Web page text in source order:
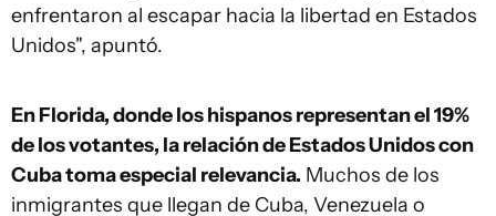
enfrentaron al escapar hacia la libertad en Estados
Unidos", apuntó.
En Florida, donde los hispanos representan el 19%
de los votantes, la relación de Estados Unidos con
Cuba toma especial relevancia. Muchos de los
inmigrantes que llegan de Cuba, Venezuela o